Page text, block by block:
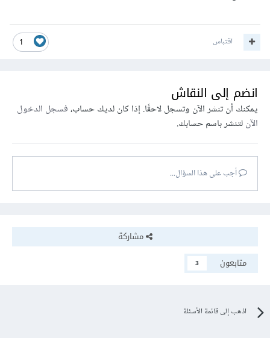
1 اقتباس
انضم إلى النقاش
يمكنك أن تنشر الآن وتسجل لاحقًا. إذا كان لديك حساب،فسجل الدخول
الآنلتنشر باسم حسابك.
أجب على هذا السؤال...
مشاركة
متابعون
3
اذهب إلى قائمة الأسئلة